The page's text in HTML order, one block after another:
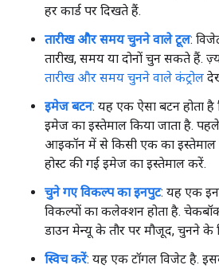
हर कार्ड पर दिखते हैं.
तारीख और समय चुनने वाले टूल:
तारीख, समय या दोनों चुन सकते हैं.
तारीख और समय चुनने वाले कंट्रोल
इमेज बटन: यह एक ऐसा बटन होता
इमेज का इस्तेमाल किया जाता है.
आइकॉन में से किसी एक का इस्तेमाल
होस्ट की गई इमेज का इस्तेमाल करें.
चुने गए विकल्प का इनपुट: यह एक
विकल्पों का कलेक्शन होता है.
डाउन मेन्यू के तौर पर मौजूद, चुनने के
स्विच करें: यह एक टॉगल विजेट है.